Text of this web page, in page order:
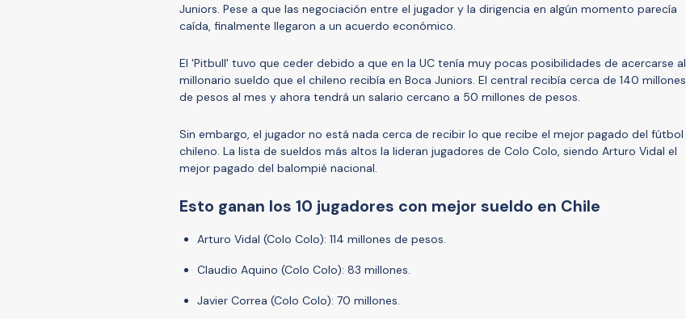
Juniors. Pese a que las negociación entre el jugador y la dirigencia en algún momento parecía
caída, finalmente llegaron a un acuerdo económico.
El 'Pitbull' tuvo que ceder debido a que en la UC tenía muy pocas posibilidades de acercarse al
millonario sueldo que el chileno recibía en Boca Juniors. El central recibía cerca de 140 millones
de pesos al mes y ahora tendrá un salario cercano a 50 millones de pesos.
Sin embargo, el jugador no está nada cerca de recibir lo que recibe el mejor pagado del fútbol
chileno. La lista de sueldos más altos la lideran jugadores de Colo Colo, siendo Arturo Vidal el
mejor pagado del balompié nacional.
Esto ganan los 10 jugadores con mejor sueldo en Chile
Arturo Vidal (Colo Colo): 114 millones de pesos.
Claudio Aquino (Colo Colo): 83 millones.
Javier Correa (Colo Colo): 70 millones.